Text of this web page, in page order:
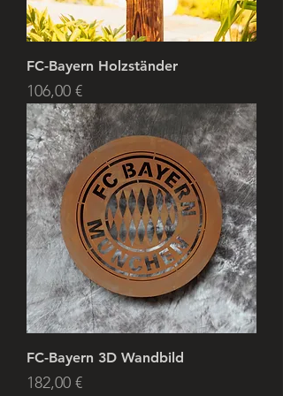
FC-Bayern Holzständer
Preis
106,00 €
FC-Bayern 3D Wandbild
Preis
182,00 €